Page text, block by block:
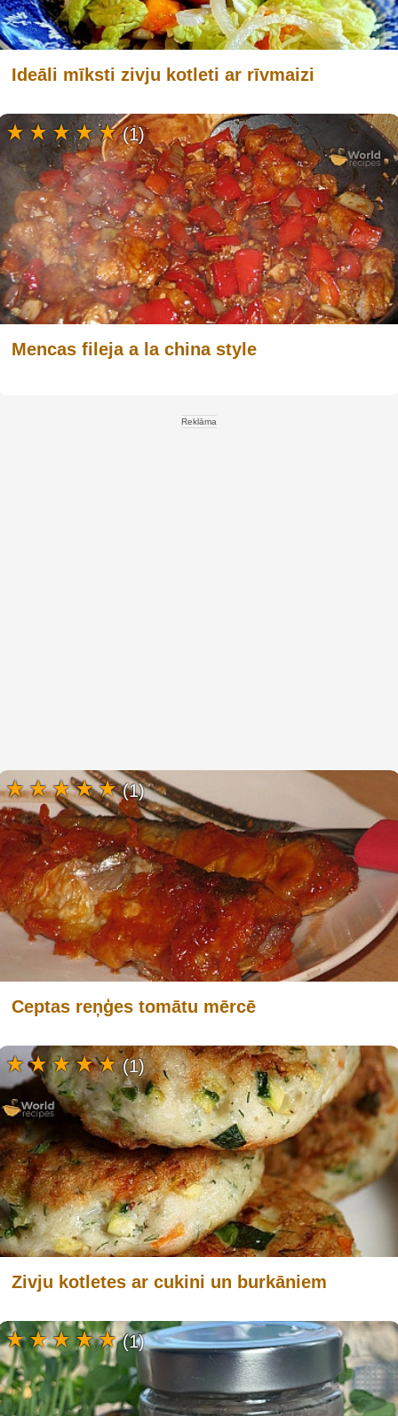
Ideāli mīksti zivju kotleti ar rīvmaizi
Mencas fileja a la china style
(1)
Reklāma
Ceptas reņģes tomātu mērcē
(1)
Zivju kotletes ar cukini un burkāniem
(1)
(1)